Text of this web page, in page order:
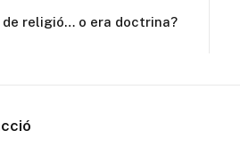
de religió… o era doctrina?